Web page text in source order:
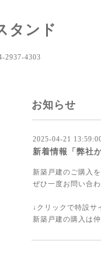
タンド
2937-4303
お知らせ
2025-04-21
新着情報「弊社
新築戸建のご購入
ぜひ一度お問い合わ
↓クリックで特設サ
新築戸建の購入は